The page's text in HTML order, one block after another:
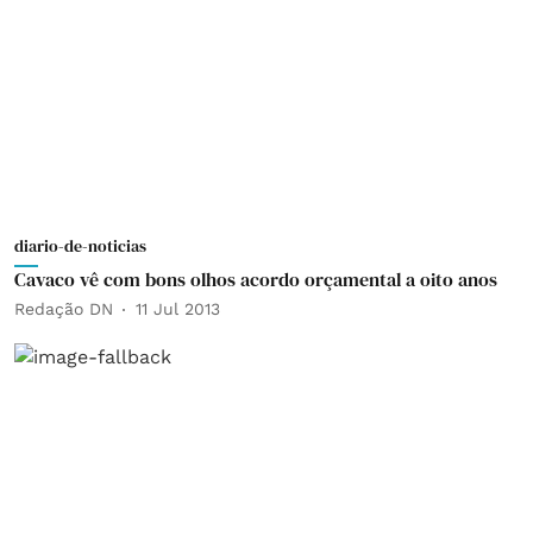
diario-de-noticias
Cavaco vê com bons olhos acordo orçamental a oito anos
Redação DN 11 Jul 2013